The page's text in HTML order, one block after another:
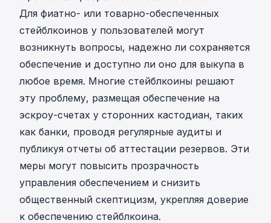
Для фиатно- или товарно-обеспеченных
стейблкоинов у пользователей могут
возникнуть вопросы, надежно ли сохраняется
обеспечение и доступно ли оно для выкупа в
любое время. Многие стейблкоины решают
эту проблему, размещая обеспечение на
эскроу-счетах у сторонних кастодиан, таких
как банки, проводя регулярные аудиты и
публикуя отчеты об аттестации резервов. Эти
меры могут повысить прозрачность
управления обеспечением и снизить
общественный скептицизм, укрепляя доверие
к обеспечению стейблкоина.